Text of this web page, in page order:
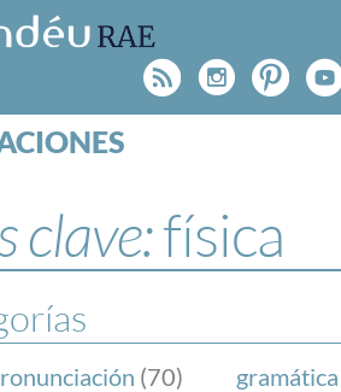
Rss
BLOG
clave:física
(70) gramática